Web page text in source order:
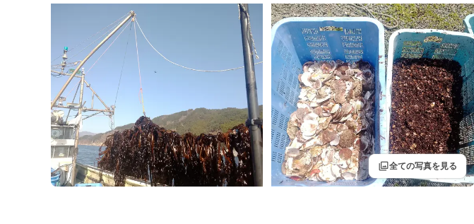
filter全ての写真を見る